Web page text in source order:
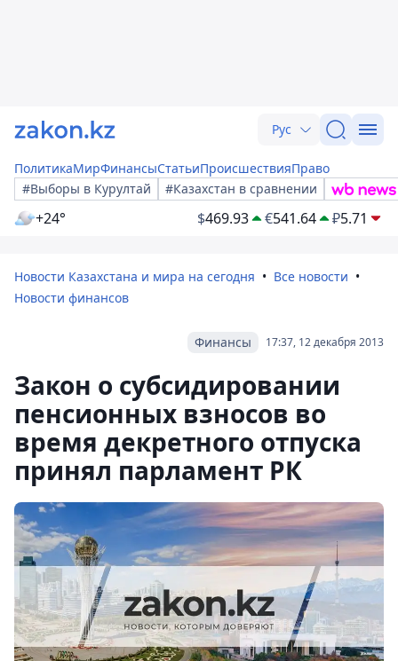
Рус
ПолитикаМирФинансыСтатьиПроисшествияПраво
#Выборы в Курултай
#Казахстан в сравнении
+24° $469.93 €541.64 ₽5.71
Новости Казахстана и мира на сегодня
Все новости
Новости финансов
17:37, 12 декабря 2013
Финансы
Закон о субсидировании
пенсионных взносов во
время декретного отпуска
принял парламент РК